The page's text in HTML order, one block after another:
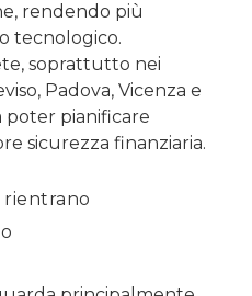
rendendo più
tecnologico.
soprattutto nei
Padova, Vicenza e
poter pianificare
sicurezza finanziaria.